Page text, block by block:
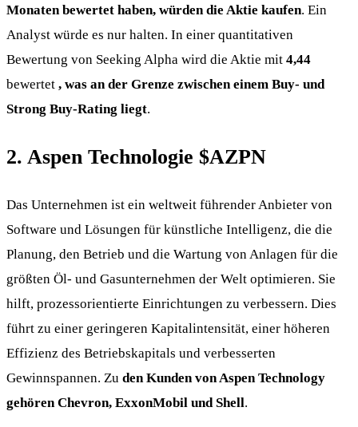
Monaten bewertet haben, würden die Aktie kaufen. Ein
Analyst würde es nur halten. In einer quantitativen
Bewertung von Seeking Alpha wird die Aktie mit 4,44
bewertet , was an der Grenze zwischen einem Buy- und
Strong Buy-Rating liegt.
2. Aspen Technologie $AZPN
Das Unternehmen ist ein weltweit führender Anbieter von
Software und Lösungen für künstliche Intelligenz, die die
Planung, den Betrieb und die Wartung von Anlagen für die
größten Öl- und Gasunternehmen der Welt optimieren. Sie
hilft, prozessorientierte Einrichtungen zu verbessern. Dies
führt zu einer geringeren Kapitalintensität, einer höheren
Effizienz des Betriebskapitals und verbesserten
Gewinnspannen. Zu den Kunden von Aspen Technology
gehören Chevron, ExxonMobil und Shell.